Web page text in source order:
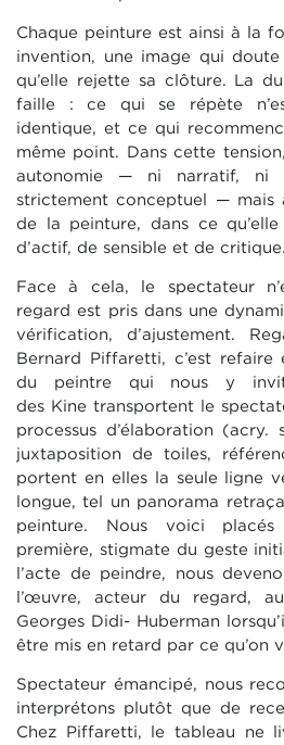
Chaque peinture est ainsi à la
invention, une image qui
qu’elle rejette sa clôture. La
faille : ce qui se répète
identique, et ce qui
même point. Dans cette
autonomie — ni narratif, ni
strictement conceptuel — mais
de la peinture, dans ce
d’actif, de sensible et de critique.
Face à cela, le spectateur
regard est pris dans une
vérification, d’ajustement.
Bernard Piffaretti, c’est refaire
du peintre qui nous y
des Kine transportent le
processus d’élaboration
juxtaposition de toiles,
portent en elles la seule ligne
longue, tel un panorama
peinture. Nous voici
première, stigmate du geste
l’acte de peindre, nous
l’œuvre, acteur du regard,
Georges Didi- Huberman
être mis en retard par ce qu’on
Spectateur émancipé, nous
interprétons plutôt que de
Chez Piffaretti, le tableau ne